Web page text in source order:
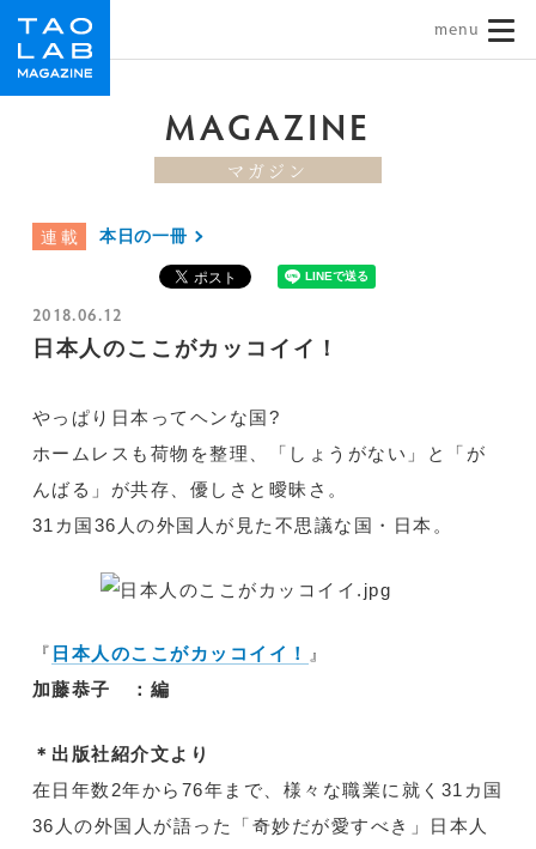
MAGAZINE
マガジン
連載 本日の一冊
2018.06.12
日本人のここがカッコイイ！
やっぱり日本ってヘンな国?
ホームレスも荷物を整理、「しょうがない」と「が
んばる」が共存、優しさと曖昧さ。
31カ国36人の外国人が見た不思議な国・日本。
『 日本人のここがカッコイイ！
』
加藤恭子 ：編
＊出版社紹介文より
在日年数2年から76年まで、様々な職業に就く31カ国
36人の外国人が語った「奇妙だが愛すべき」日本人